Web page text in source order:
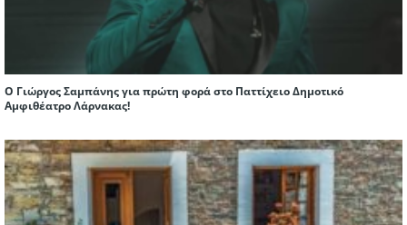
Ο Γιώργος Σαμπάνης για πρώτη φορά στο Παττίχειο Δημοτικό
Αμφιθέατρο Λάρνακας!